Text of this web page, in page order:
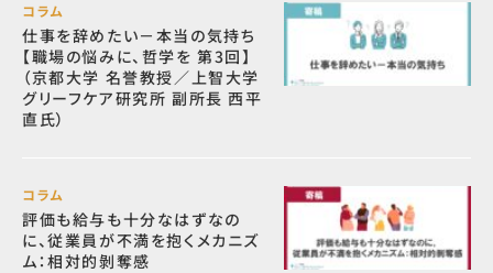
コラム
仕事を辞めたい－本当の気持ち
【職場の悩みに、哲学を 第3回】
（京都大学 名誉教授／上智大学
グリーフケア研究所 副所長 西平
直氏）
コラム
評価も給与も十分なはずなの
に、従業員が不満を抱くメカニズ
ム：相対的剝奪感